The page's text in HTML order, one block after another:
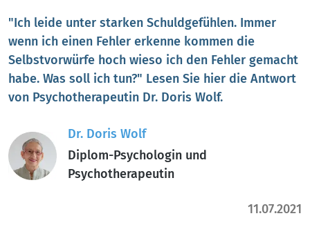
"Ich leide unter starken Schuldgefühlen. Immer
wenn ich einen Fehler erkenne kommen die
Selbstvorwürfe hoch wieso ich den Fehler gemacht
habe. Was soll ich tun?" Lesen Sie hier die Antwort
von Psychotherapeutin Dr. Doris Wolf.
Dr. Doris Wolf
Diplom-Psychologin und
Psychotherapeutin
11.07.2021